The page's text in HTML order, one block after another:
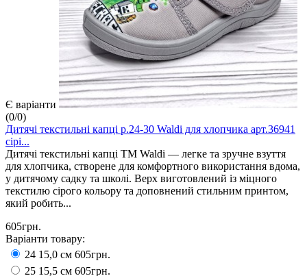
Є варіанти
(0/0)
Дитячі текстильні капці р.24-30 Waldi для хлопчика арт.36941
сірі...
Дитячі текстильні капці ТМ Waldi — легке та зручне взуття
для хлопчика, створене для комфортного використання вдома,
у дитячому садку та школі. Верх виготовлений із міцного
текстилю сірого кольору та доповнений стильним принтом,
який робить...
605грн.
Варіанти товару:
24 15,0 см 605грн.
25 15,5 см 605грн.